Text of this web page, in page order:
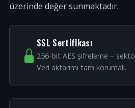
üzerinde değer sunmaktadır.
SSL Sertifikası
256-bit AES şifreleme –
Veri aktarımı tam korumalı.